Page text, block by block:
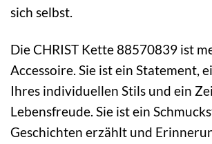
sich selbst.
Die CHRIST Kette 88570839 ist
Accessoire. Sie ist ein Statement,
Ihres individuellen Stils und ein
Lebensfreude. Sie ist ein
Geschichten erzählt und